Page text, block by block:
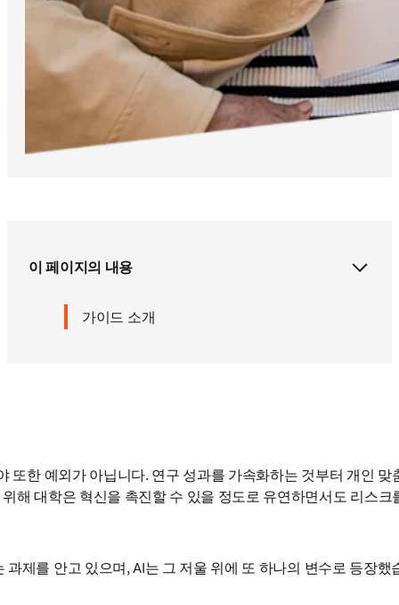
이 페이지의 내용
가이드 소개
또한 예외가 아닙니다. 연구 성과를 가속화하는 것부터 개인
해 대학은 혁신을 촉진할 수 있을 정도로 유연하면서도 리스
제를 안고 있으며, AI는 그 저울 위에 또 하나의 변수로 등장